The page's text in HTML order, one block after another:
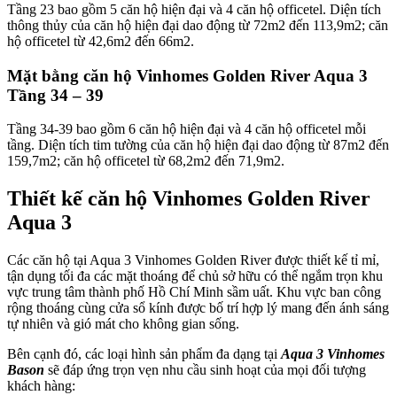
Tầng 23 bao gồm 5 căn hộ hiện đại và 4 căn hộ officetel. Diện tích
thông thủy của căn hộ hiện đại dao động từ 72m2 đến 113,9m2; căn
hộ officetel từ 42,6m2 đến 66m2.
Mặt bằng căn hộ Vinhomes Golden River Aqua 3
Tầng 34 – 39
Tầng 34-39 bao gồm 6 căn hộ hiện đại và 4 căn hộ officetel mỗi
tầng. Diện tích tim tường của căn hộ hiện đại dao động từ 87m2 đến
159,7m2; căn hộ officetel từ 68,2m2 đến 71,9m2.
Thiết kế căn hộ Vinhomes Golden River
Aqua 3
Các căn hộ tại Aqua 3 Vinhomes Golden River được thiết kế tỉ mỉ,
tận dụng tối đa các mặt thoáng để chủ sở hữu có thể ngắm trọn khu
vực trung tâm thành phố Hồ Chí Minh sầm uất. Khu vực ban công
rộng thoáng cùng cửa sổ kính được bố trí hợp lý mang đến ánh sáng
tự nhiên và gió mát cho không gian sống.
Bên cạnh đó, các loại hình sản phẩm đa dạng tại Aqua 3 Vinhomes
Bason sẽ đáp ứng trọn vẹn nhu cầu sinh hoạt của mọi đối tượng
khách hàng: